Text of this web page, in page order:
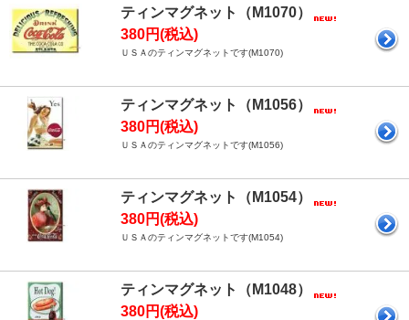
ティンマグネット（M1070）
380円(税込)
ＵＳＡのティンマグネットです(M1070)
ティンマグネット（M1056）
380円(税込)
ＵＳＡのティンマグネットです(M1056)
ティンマグネット（M1054）
380円(税込)
ＵＳＡのティンマグネットです(M1054)
ティンマグネット（M1048）
380円(税込)